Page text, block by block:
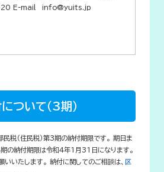
E-mail info@yuits.jp
ついて（3期）
税（住民税）第3期の納付期限です。 期日ま
の納付期限は令和4年1月31日になります。
いたします。 納付に関してのご相談は、
区